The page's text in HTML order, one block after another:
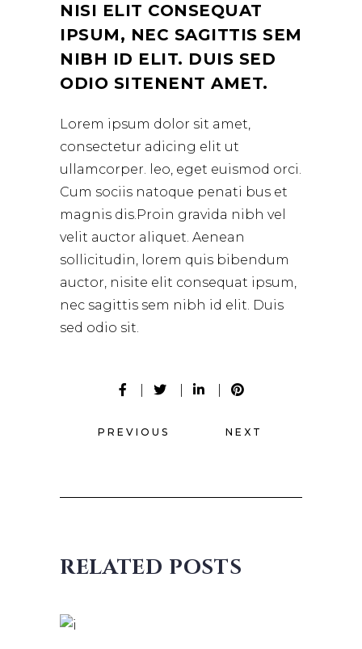
NISI ELIT CONSEQUAT
IPSUM, NEC SAGITTIS SEM
NIBH ID ELIT. DUIS SED
ODIO SITENENT AMET.
Lorem ipsum dolor sit amet,
consectetur adicing elit ut
ullamcorper. leo, eget euismod orci.
Cum sociis natoque penati bus et
magnis dis.Proin gravida nibh vel
velit auctor aliquet. Aenean
sollicitudin, lorem quis bibendum
auctor, nisite elit consequat ipsum,
nec sagittis sem nibh id elit. Duis
sed odio sit.
PREVIOUS NEXT
RELATED POSTS